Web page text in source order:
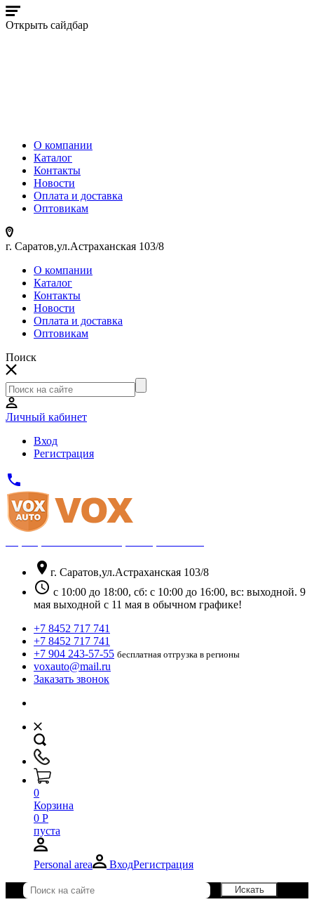
Открыть сайдбар
О компании
Каталог
Контакты
Новости
Оплата и доставка
Оптовикам
г. Саратов,ул.Астраханская 103/8
О компании
Каталог
Контакты
Новости
Оплата и доставка
Оптовикам
Поиск
Личный кабинет
Вход
Регистрация
phone
location_on г. Саратов,ул.Астраханская 103/8
schedule с 10:00 до 18:00, сб: с 10:00 до 16:00, вс: выходной. 9
мая выходной с 11 мая в обычном графике!
+7 8452 717 741
+7 8452 717 741
+7 904 243-57-55 бесплатная отгрузка в регионы
voxauto@mail.ru
Заказать звонок
0
Корзина
0 Р
пуста
Personal area ВходРегистрация